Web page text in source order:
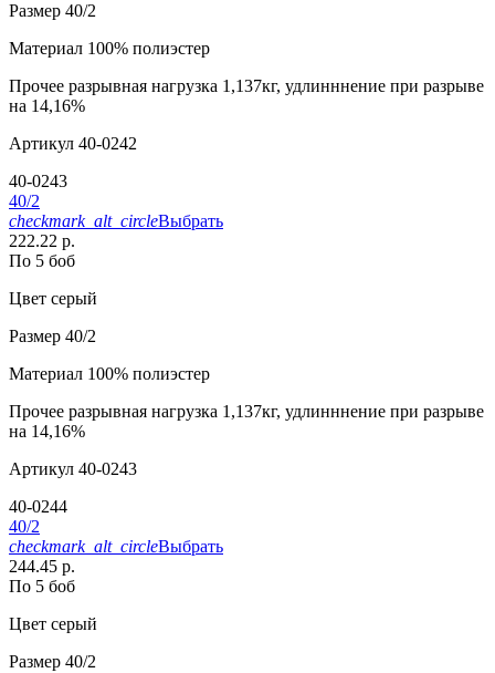
Размер 40/2
Материал 100% полиэстер
Прочее разрывная нагрузка 1,137кг, удлинннение при разрыве
на 14,16%
Артикул 40-0242
40-0243
40/2
checkmark_alt_circleВыбрать
222.22 р.
По 5 боб
Цвет серый
Размер 40/2
Материал 100% полиэстер
Прочее разрывная нагрузка 1,137кг, удлинннение при разрыве
на 14,16%
Артикул 40-0243
40-0244
40/2
checkmark_alt_circleВыбрать
244.45 р.
По 5 боб
Цвет серый
Размер 40/2